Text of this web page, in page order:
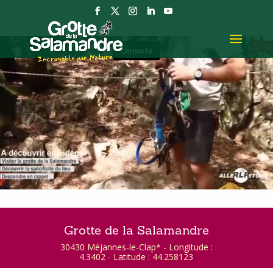
Grotte de la Salamandre
30430 Méjannes-le-Clap* - Longitude :
4.3402 - Latitude : 44.258123